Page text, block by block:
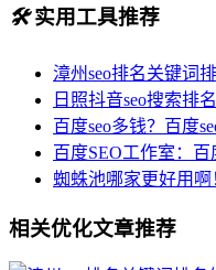
🛠️实用工具推荐
漳州seo排名关键词
日照抖音seo搜索排
百度seo多钱？百度
百度SEO工作室：百
蜘蛛池哪家更好用
相关优化文章推荐